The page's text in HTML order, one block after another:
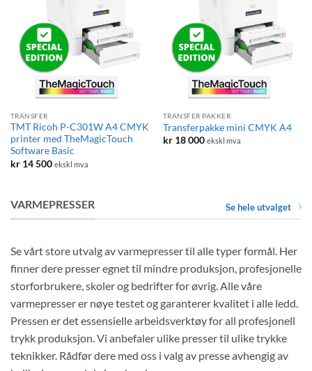
TRANSFER
TMT Ricoh P-C301W A4 CMYK
printer med TheMagicTouch
Software Basic
kr14 500 ekskl mva
TRANSFER PAKKER
Transferpakke mini CMYK A4
kr18 000 ekskl mva
VARMEPRESSER Se hele utvalget
Se vårt store utvalg av varmepresser til alle typer formål. Her
finner dere presser egnet til mindre produksjon, profesjonelle
storforbrukere, skoler og bedrifter for øvrig. Alle våre
varmepresser er nøye testet og garanterer kvalitet i alle ledd.
Pressen er det essensielle arbeidsverktøy for all profesjonell
trykk produksjon. Vi anbefaler ulike presser til ulike trykke
teknikker. Rådfør dere med oss i valg av presse avhengig av